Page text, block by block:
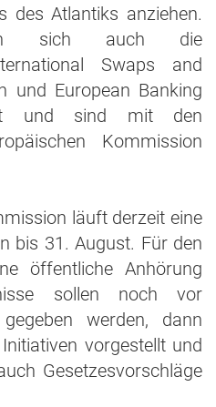
des Atlantiks anziehen.
sich auch die
Swaps and
und European Banking
und sind mit den
Kommission
läuft derzeit eine
bis 31. August. Für den
öffentliche Anhörung
sollen noch vor
werden, dann
vorgestellt und
Gesetzesvorschläge